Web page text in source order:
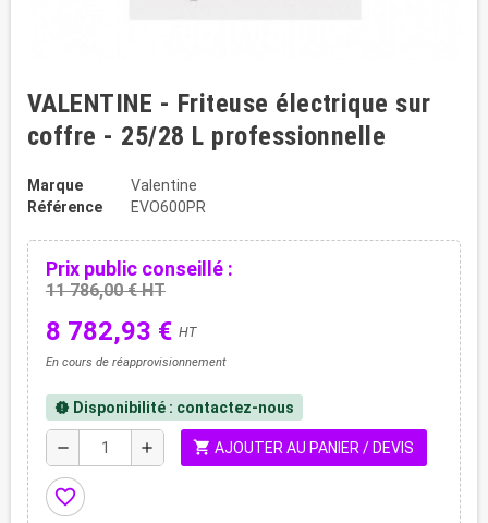
VALENTINE - Friteuse électrique sur
coffre - 25/28 L professionnelle
Marque
Valentine
Référence
EVO600PR
Prix public conseillé :
11 786,00 € HT
8 782,93 € HT
En cours de réapprovisionnement
new_releases Disponibilité : contactez-nous
remove add shopping_cart AJOUTER AU PANIER / DEVIS
favorite_border